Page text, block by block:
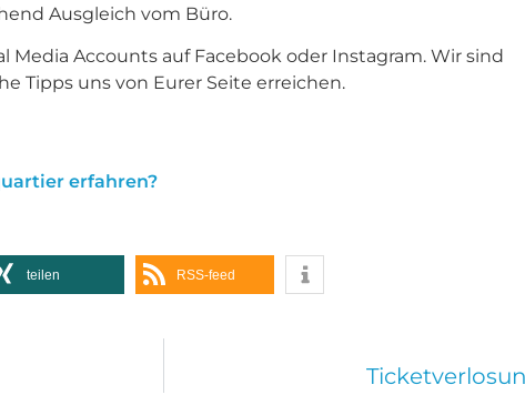
Ausgleich vom Büro.
Accounts auf Facebook oder Instagram. Wir sind
Tipps uns von Eurer Seite erreichen.
erfahren?
teilen RSS-feed